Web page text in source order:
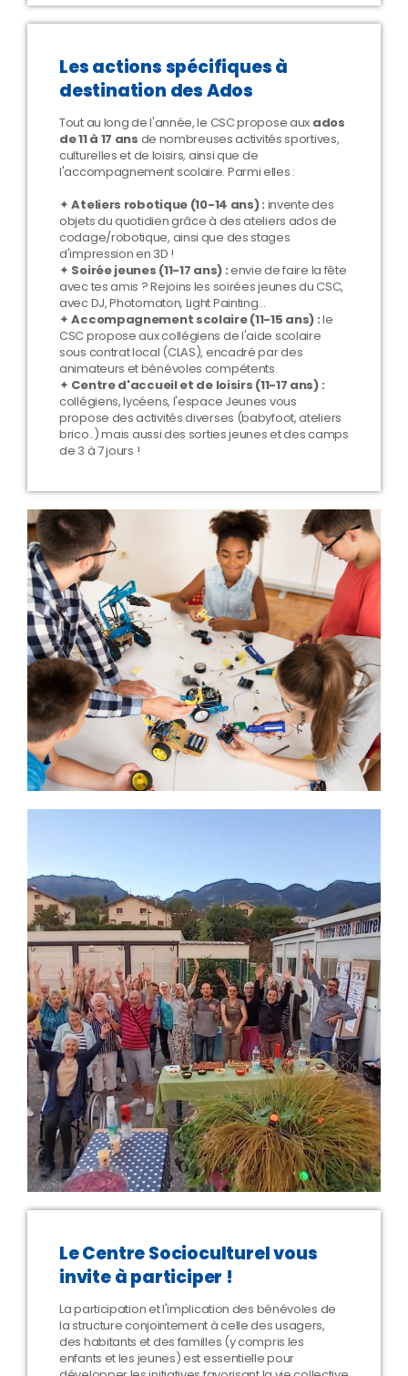
Les actions spécifiques à
destination des Ados
Tout au long de l'année, le CSC propose aux ados
de 11 à 17 ans de nombreuses activités sportives,
culturelles et de loisirs, ainsi que de
l'accompagnement scolaire. Parmi elles :
✦Ateliers robotique (10-14 ans) : invente des
objets du quotidien grâce à des ateliers ados de
codage/robotique, ainsi que des stages
d'impression en 3D !
✦ Soirée jeunes (11-17 ans) :envie de faire la fête
avec tes amis ? Rejoins les soirées jeunes du CSC,
avec DJ, Photomaton, Light Painting...
✦Accompagnement scolaire (11-15 ans) :le
CSC propose aux collégiens de l'aide scolaire
sous contrat local (CLAS), encadré par des
animateurs et bénévoles compétents.
✦ Centre d'accueil et de loisirs (11-17 ans) :
collégiens, lycéens, l'espace Jeunes vous
propose des activités diverses (babyfoot, ateliers
brico..) mais aussi des sorties jeunes et des camps
de 3 à 7 jours !
Le Centre Socioculturel vous
invite à participer !
La participation et l'implication des bénévoles de
la structure conjointement à celle des usagers,
des habitants et des familles (y compris les
enfants et les jeunes) est essentielle pour